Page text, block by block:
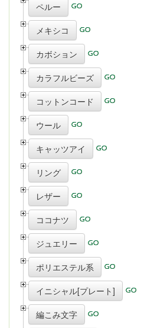
ペルー
メキシコ
カボション
カラフルビーズ
コットンコード
ウール
キャッツアイ
リング
レザー
ココナツ
ジュエリー
ポリエステル系
イニシャル[プレート]
編こみ文字